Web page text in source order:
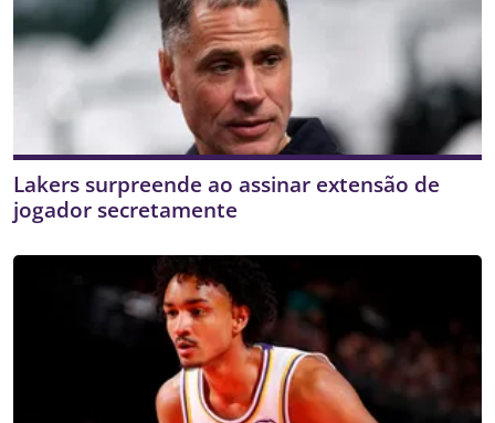
Lakers surpreende ao assinar extensão de
jogador secretamente